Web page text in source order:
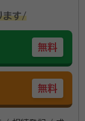
ており、初
林・農地とい
被相続人が外
背景が複雑な
に「10年以上
明なケース」
ます/
無料
無料